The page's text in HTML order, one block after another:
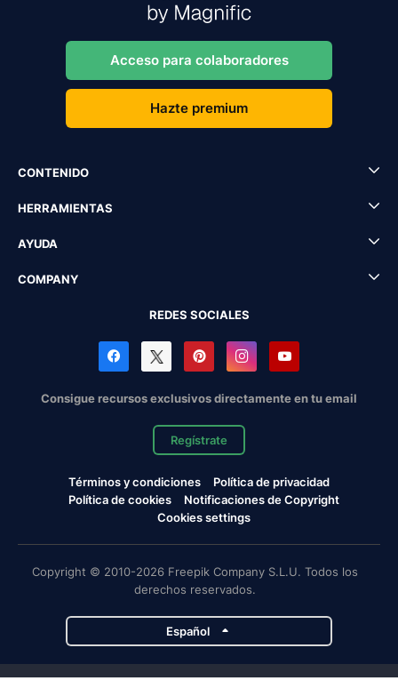
Acceso para colaboradores
Hazte premium
CONTENIDO
HERRAMIENTAS
AYUDA
COMPANY
REDES SOCIALES
Consigue recursos exclusivos directamente en tu email
Regístrate
Términos y condiciones
Política de privacidad
Política de cookies
Notificaciones de Copyright
Cookies settings
Copyright © 2010-2026 Freepik Company S.L.U. Todos los
derechos reservados.
Español